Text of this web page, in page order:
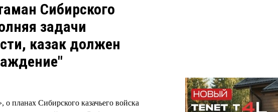
Сибирского
задачи
казак должен
планах Сибирского казачьего войска